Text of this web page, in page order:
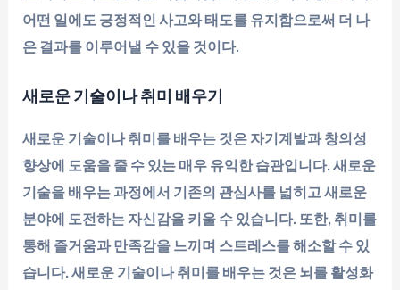
어떤 일에도 긍정적인 사고와 태도를 유지함으로써 더 나
은 결과를 이루어낼 수 있을 것이다.
새로운 기술이나 취미 배우기
새로운 기술이나 취미를 배우는 것은 자기계발과 창의성
향상에 도움을 줄 수 있는 매우 유익한 습관입니다. 새로운
기술을 배우는 과정에서 기존의 관심사를 넓히고 새로운
분야에 도전하는 자신감을 키울 수 있습니다. 또한, 취미를
통해 즐거움과 만족감을 느끼며 스트레스를 해소할 수 있
습니다. 새로운 기술이나 취미를 배우는 것은 뇌를 활성화